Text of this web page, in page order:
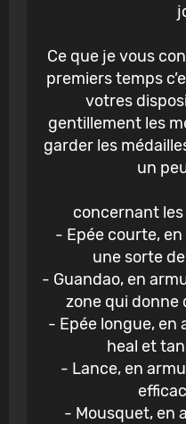
Ce que je vous
premiers temps
votres
gentillement les
garder les
un
concernant les
- Epée courte,
une sorte
- Guandao, en
zone qui donne
- Epée longue, en
heal et
- Lance, en
- Mousquet, en